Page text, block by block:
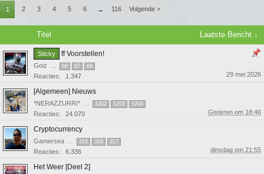
1 2 3 4 5 6 → 116 Volgende >
Titel Laatste Bericht ↓
Sticky ff Voorstellen!
Goiz ... 66 67 68
Reacties: 1.347 29 mei 2026
[Algemeen] Nieuws
*NERAZZURRI* ... 1202 1203 1204
Reacties: 24.070 Gisteren om 18:46
Cryptocurrency
Gamersea ... 315 316 317
Reacties: 6.336 dinsdag om 21:55
Het Weer [Deel 2]